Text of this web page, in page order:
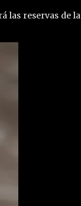
las reservas de la